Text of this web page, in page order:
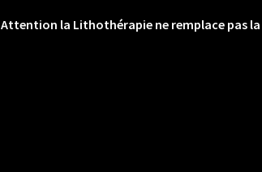
Attention la Lithothérapie ne remplace pas la